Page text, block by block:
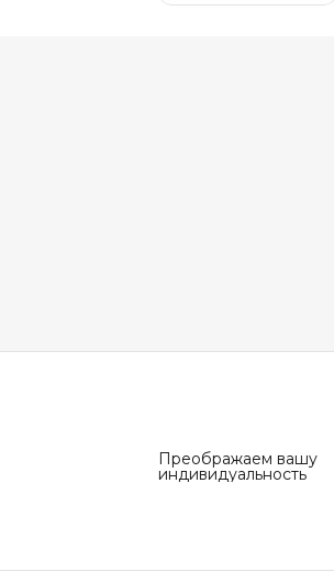
Преображаем вашу
индивидуальность